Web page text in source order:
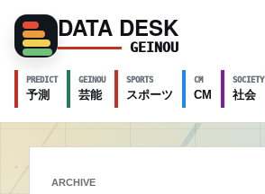
DATA DESK
GEINOU
PREDICT
予測
GEINOU
芸能
SPORTS
スポーツ
CM
CM
SOCIETY
社会
ARCHIVE